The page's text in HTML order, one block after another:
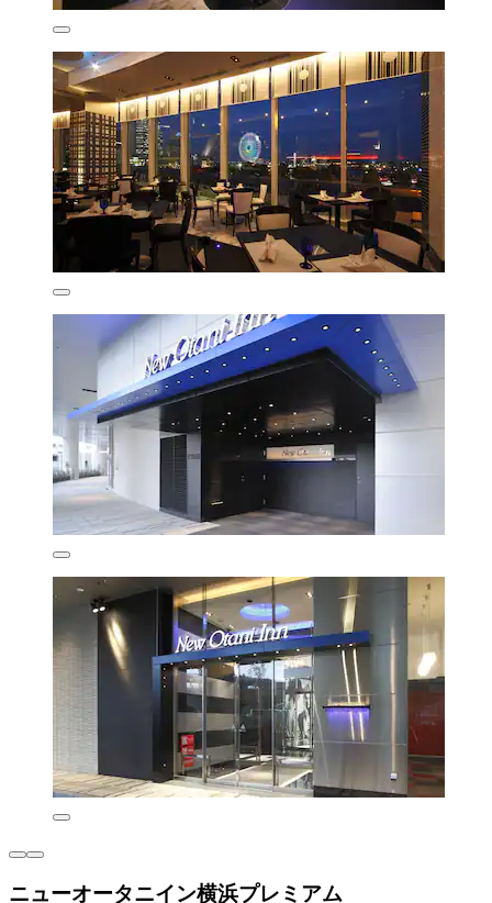
ニューオータニイン横浜プレミアム